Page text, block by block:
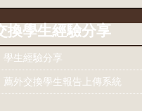
換學生經驗分享
學生經驗分享
薦外交換學生報告上傳系統